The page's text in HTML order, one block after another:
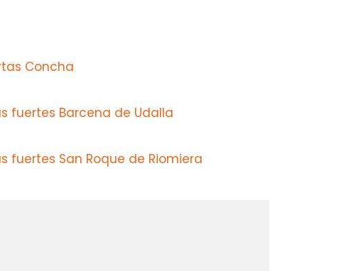
Concha
fuertes Barcena de Udalla
fuertes San Roque de Riomiera